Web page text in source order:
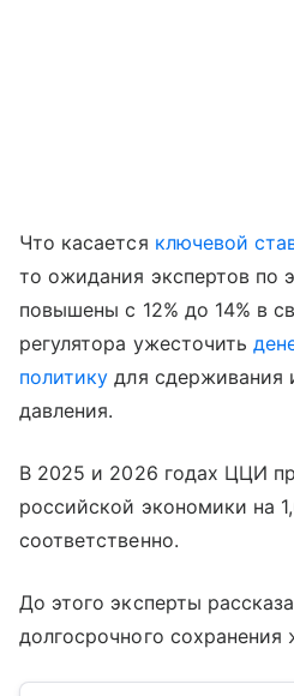
Что касается ключевой
то ожидания экспертов по
повышены с 12% до 14% в
регулятора ужесточить
политику для сдерживания
давления.
В 2025 и 2026 годах ЦЦИ
российской экономики на
соответственно.
До этого эксперты
долгосрочного